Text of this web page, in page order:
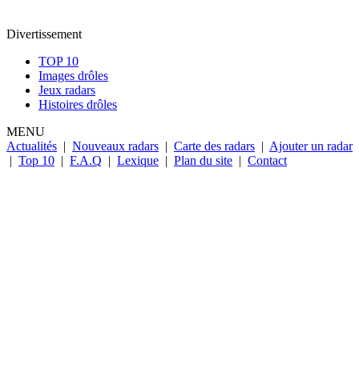
Divertissement
TOP 10
Images drôles
Jeux radars
Histoires drôles
MENU
Actualités | Nouveaux radars | Carte des radars | Ajouter un radar
| Top 10 | F.A.Q | Lexique | Plan du site | Contact